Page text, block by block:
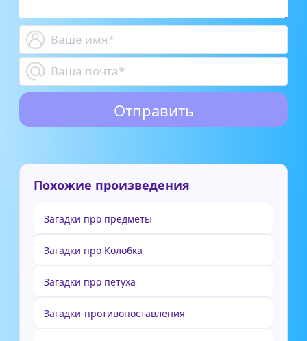
Похожие произведения
Загадки про предметы
Загадки про Колобка
Загадки про петуха
Загадки-противопоставления